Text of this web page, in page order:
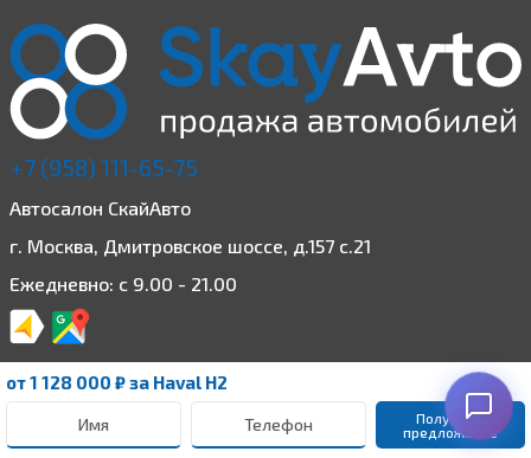
от1 128 000 ₽за Haval H2
Получить
предложение
+7 (958) 111-65-75
Автосалон СкайАвто
г. Москва, Дмитровское шоссе, д.157 с.21
Ежедневно: с 9.00 - 21.00
Наш сайт использует файлы cookie для лучшего пользовательского
опыта. Если вы не хотите их передавать, отключите cookie в